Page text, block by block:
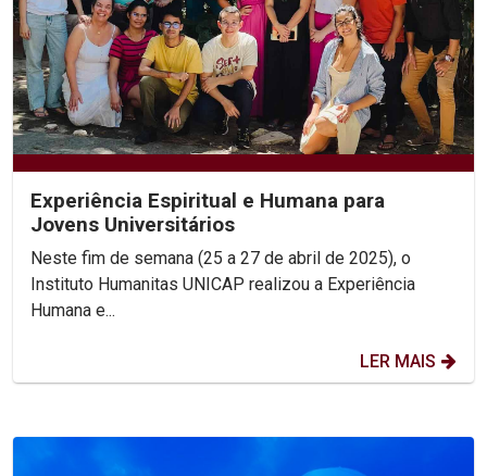
Experiência Espiritual e Humana para
Jovens Universitários
Neste fim de semana (25 a 27 de abril de 2025), o
Instituto Humanitas UNICAP realizou a Experiência
Humana e...
LER MAIS